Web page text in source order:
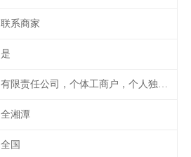
联系商家
是
全湘潭
全国